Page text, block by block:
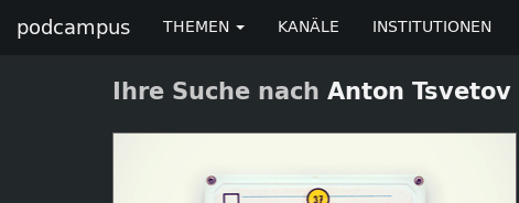
podcampus THEMEN KANÄLE INSTITUTIONEN
Ihre Suche nach Anton Tsvetov